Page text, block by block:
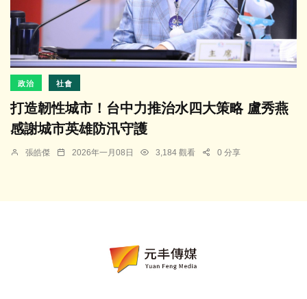
政治 社會
打造韌性城市！台中力推治水四大策略 盧秀燕
感謝城市英雄防汛守護
張皓傑 2026年一月08日 3,184 觀看 0 分享